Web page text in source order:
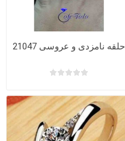
حلقه نامزدی و عروسی 21047